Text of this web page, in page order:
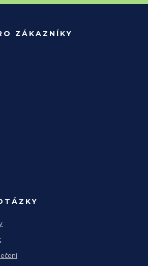
ZÁKAZNÍKY